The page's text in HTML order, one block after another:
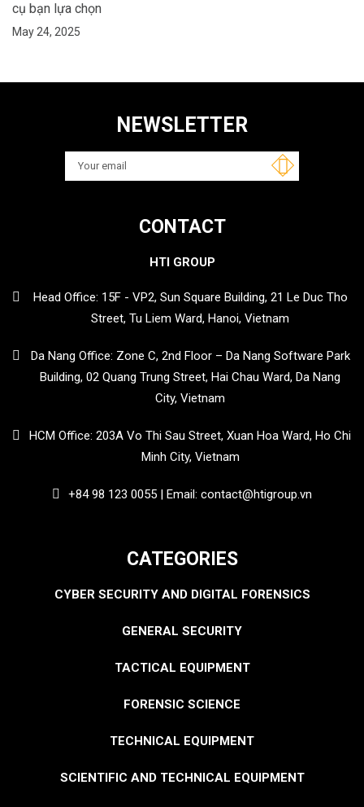
cụ bạn lựa chọn
May 24, 2025
NEWSLETTER
CONTACT
HTI GROUP
Head Office: 15F - VP2, Sun Square Building, 21 Le Duc Tho
Street, Tu Liem Ward, Hanoi, Vietnam
Da Nang Office: Zone C, 2nd Floor – Da Nang Software Park
Building, 02 Quang Trung Street, Hai Chau Ward, Da Nang
City, Vietnam
HCM Office: 203A Vo Thi Sau Street, Xuan Hoa Ward, Ho Chi
Minh City, Vietnam
+84 98 123 0055 | Email: contact@htigroup.vn
CATEGORIES
CYBER SECURITY AND DIGITAL FORENSICS
GENERAL SECURITY
TACTICAL EQUIPMENT
FORENSIC SCIENCE
TECHNICAL EQUIPMENT
SCIENTIFIC AND TECHNICAL EQUIPMENT